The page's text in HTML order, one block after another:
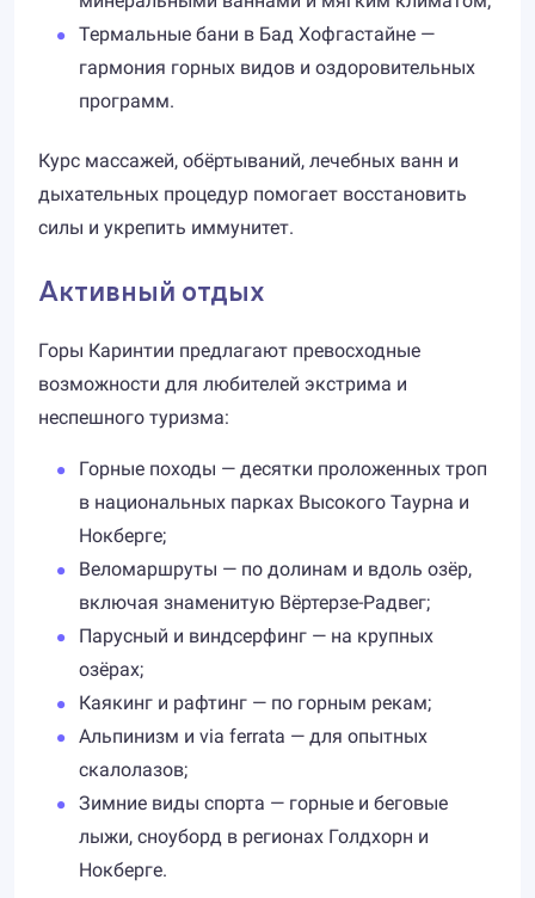
Термальные бани в Бад Хофгастайне —
гармония горных видов и оздоровительных
программ.
Курс массажей, обёртываний, лечебных ванн и
дыхательных процедур помогает восстановить
силы и укрепить иммунитет.
Активный отдых
Горы Каринтии предлагают превосходные
возможности для любителей экстрима и
неспешного туризма:
Горные походы — десятки проложенных троп
в национальных парках Высокого Таурна и
Нокберге;
Веломаршруты — по долинам и вдоль озёр,
включая знаменитую Вёртерзе-Радвег;
Парусный и виндсерфинг — на крупных
озёрах;
Каякинг и рафтинг — по горным рекам;
Альпинизм и via ferrata — для опытных
скалолазов;
Зимние виды спорта — горные и беговые
лыжи, сноуборд в регионах Голдхорн и
Нокберге.